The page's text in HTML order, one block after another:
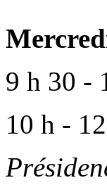
9 h 30 -
10 h -